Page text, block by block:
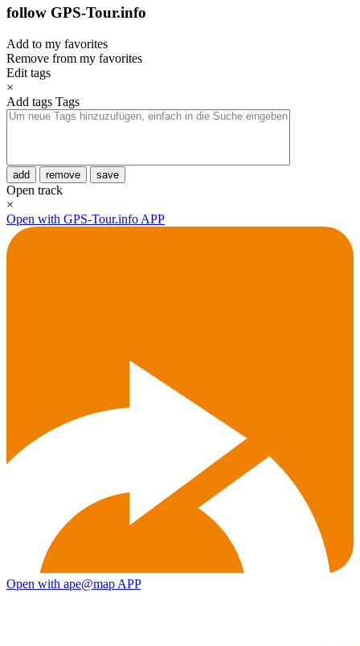
follow GPS-Tour.info
Add to my favorites
Remove from my favorites
Edit tags
×
Add tags Tags
add remove save
Open track
×
Open with GPS-Tour.info APP
Open with ape@map APP